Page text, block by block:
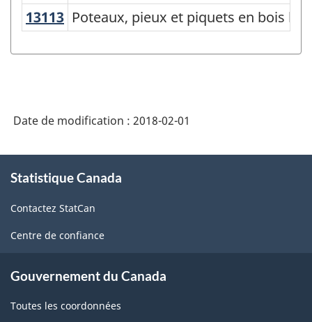
SCPAN
Canada
2012
-
Comptes
d'importation
d'exportation
de
-
Structure
13113 Poteaux, pieux et piquets en bois
Poteaux, pieux et piquets en bois
Date de modification : 2018-02-01
propos
ce
site
Statistique Canada
Contactez StatCan
Centre de confiance
Gouvernement du Canada
Toutes les coordonnées